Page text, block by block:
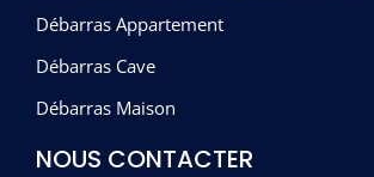
Débarras Appartement
Débarras Cave
Débarras Maison
NOUS CONTACTER